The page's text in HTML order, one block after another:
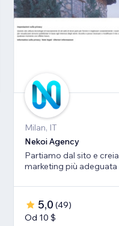
Milan, IT
Nekoi Agency
Partiamo dal sito e
marketing più adeguata
5,0 (49)
Od 10 $